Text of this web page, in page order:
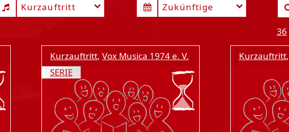
Kurzauftritt Zukünftige
36
Kurzauftritt, Vox Musica 1974 e. V.
SERIE
Kurzauftritt,